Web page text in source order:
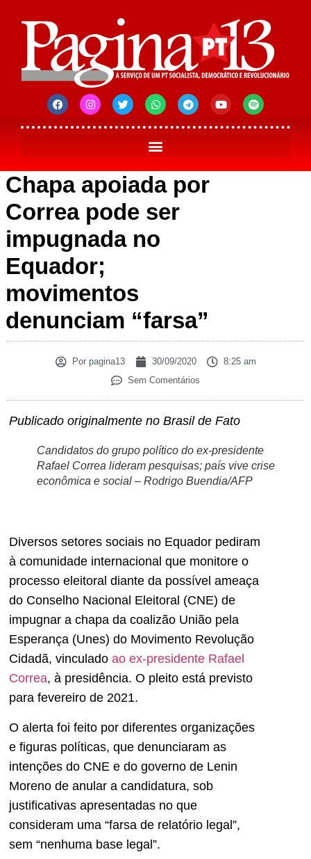
Chapa apoiada por
Correa pode ser
impugnada no
Equador;
movimentos
denunciam “farsa”
Porpagina13 30/09/2020
8:25 am
Sem Comentários
Publicado originalmente no Brasil de Fato
Candidatos do grupo político do ex-presidente
Rafael Correa lideram pesquisas; país vive crise
econômica e social – Rodrigo Buendia/AFP
Diversos setores sociais no Equador pediram
à comunidade internacional que monitore o
processo eleitoral diante da possível ameaça
do Conselho Nacional Eleitoral (CNE) de
impugnar a chapa da coalizão União pela
Esperança (Unes) do Movimento Revolução
Cidadã, vinculado ao ex-presidente Rafael
Correa, à presidência. O pleito está previsto
para fevereiro de 2021.
O alerta foi feito por diferentes organizações
e figuras políticas, que denunciaram as
intenções do CNE e do governo de Lenin
Moreno de anular a candidatura, sob
justificativas apresentadas no que
consideram uma “farsa de relatório legal”,
sem “nenhuma base legal”.